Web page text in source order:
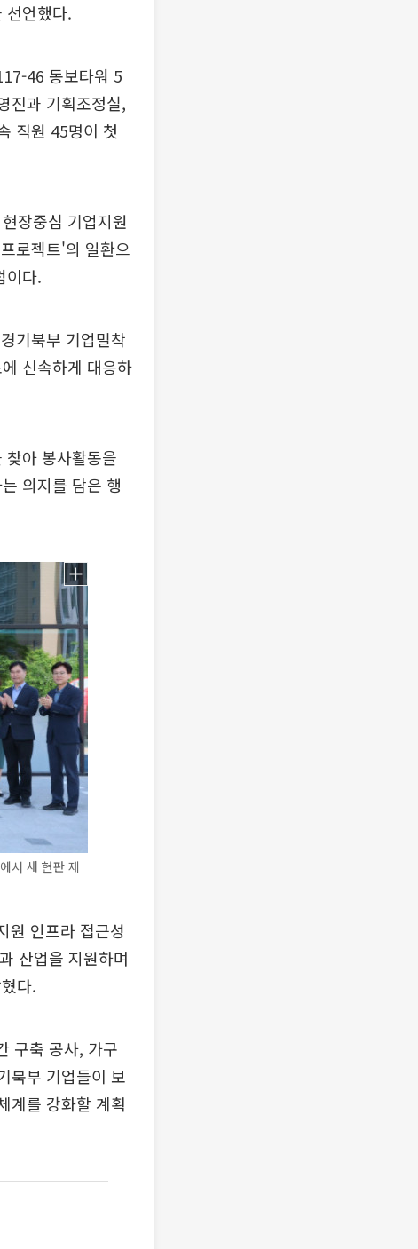
선언했다.
46 동보타워 5
진과 기획조정실,
직원 45명이 첫
장중심 기업지원
로젝트'의 일환으
이다.
기북부 기업밀착
신속하게 대응하
아 봉사활동을
의지를 담은 행
서 새 현판 제
원 인프라 접근성
산업을 지원하며
다.
구축 공사, 가구
북부 기업들이 보
계를 강화할 계획